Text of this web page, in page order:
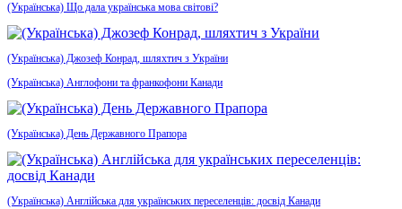
(Українська) Що дала українська мова світові?
(Українська) Джозеф Конрад, шляхтич з України
(Українська) Англофони та франкофони Канади
(Українська) День Державного Прапора
(Українська) Англійська для українських переселенців: досвід Канади